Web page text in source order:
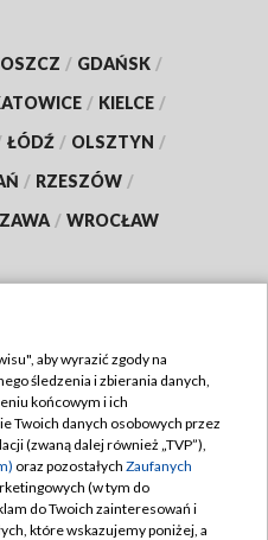
/ GDAŃSK /
/ KIELCE /
ŁÓDŹ / OLSZTYN /
/ RZESZÓW /
/ WROCŁAW
TVP
zgody
aby wyrazić zgody na
śledzenia i zbierania danych,
końcowym i ich
Twoich danych osobowych przez
(zwaną dalej również „TVP”),
oraz pozostałych Zaufanych
(w tym do
do Twoich zainteresowań i
które wskazujemy poniżej, a